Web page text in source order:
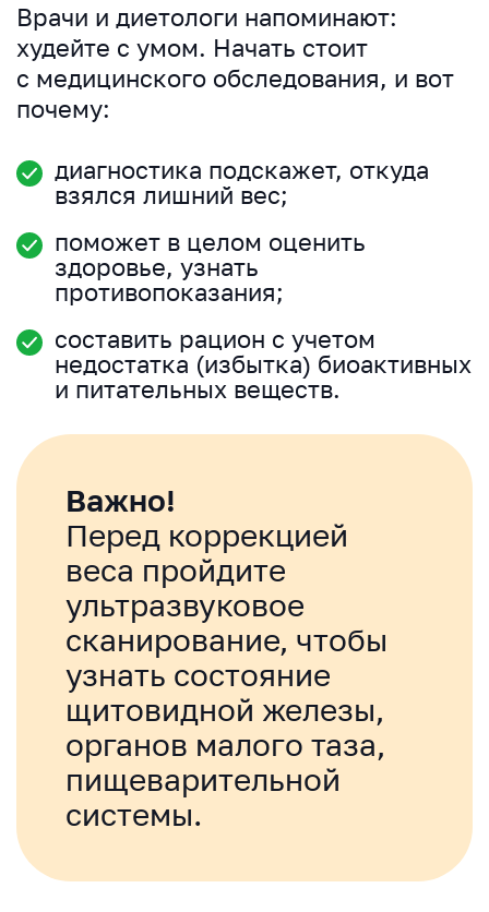
Врачи и диетологи напоминают:
худейте с умом. Начать стоит
с медицинского обследования, и вот
почему:
диагностика подскажет, откуда
взялся лишний вес;
поможет в целом оценить
здоровье, узнать
противопоказания;
составить рацион с учетом
недостатка (избытка) биоактивных
и питательных веществ.
Важно!
Перед коррекцией
веса пройдите
ультразвуковое
сканирование, чтобы
узнать состояние
щитовидной железы,
органов малого таза,
пищеварительной
системы.